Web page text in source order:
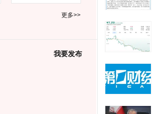
更多>>
我要发布